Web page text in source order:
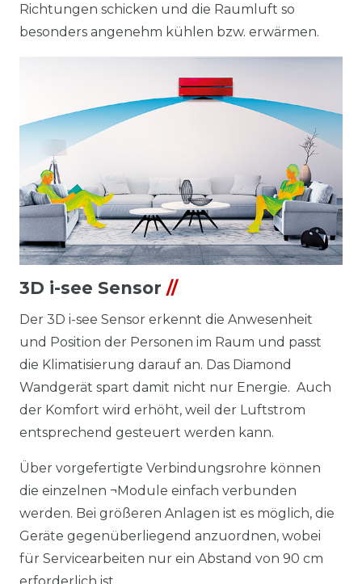
Richtungen schicken und die Raumluft so
besonders angenehm kühlen bzw. erwärmen.
3D i-see Sensor //
Der 3D i-see Sensor erkennt die Anwesenheit
und Position der Personen im Raum und passt
die Klimatisierung darauf an. Das Diamond
Wandgerät spart damit nicht nur Energie. ­ Auch
der Komfort wird erhöht, weil der Luftstrom
entsprechend ­gesteuert werden kann.
Über vorgefertigte Verbindungsrohre können
die einzelnen ¬Module einfach verbunden
werden. Bei größeren Anlagen ist es möglich, die
Geräte gegenüberliegend anzuordnen, wobei
für Servicearbeiten nur ein Abstand von 90 cm